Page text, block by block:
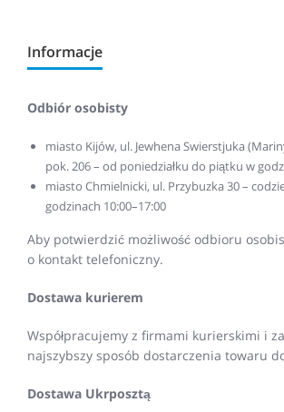
Informacje
Odbiór osobisty
miasto Kijów, ul. Jewhena Swierstjuka
pok. 206 – od poniedziałku do piątku w
miasto Chmielnicki, ul. Przybuzka 30 –
godzinach 10:00–17:00
Aby potwierdzić możliwość odbioru
o kontakt telefoniczny.
Dostawa kurierem
Współpracujemy z firmami kurierskimi i
najszybszy sposób dostarczenia towaru
Dostawa Ukrposztą